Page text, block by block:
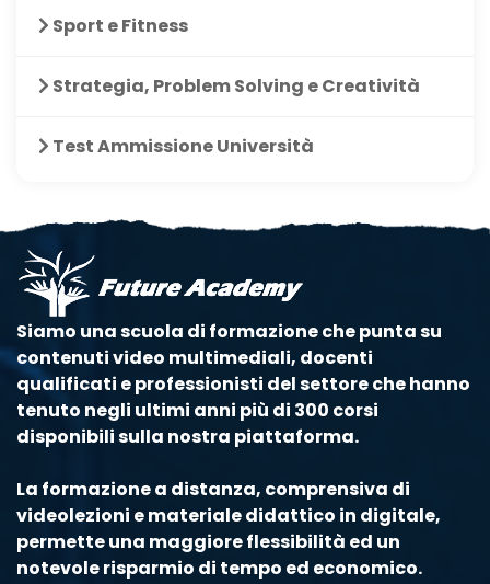
Sport e Fitness
Strategia, Problem Solving e Creatività
Test Ammissione Università
Siamo una scuola di formazione che punta su
contenuti video multimediali, docenti
qualificati e professionisti del settore che hanno
tenuto negli ultimi anni più di 300 corsi
disponibili sulla nostra piattaforma.
La formazione a distanza, comprensiva di
videolezioni e materiale didattico in digitale,
permette una maggiore flessibilità ed un
notevole risparmio di tempo ed economico.